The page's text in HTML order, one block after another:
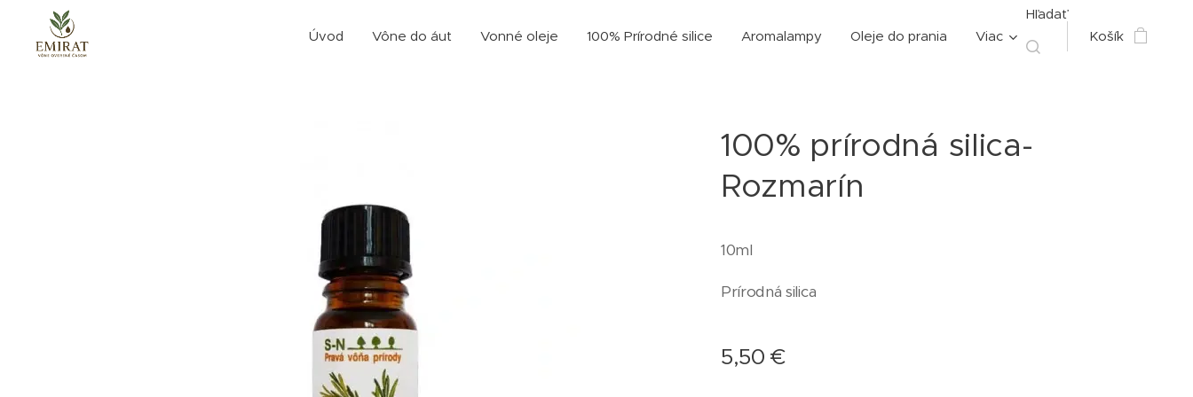
Úvod Vône do áut Vonné oleje 100% Prírodné silice Aromalampy Oleje do prania Viac
Hľadať
Košík
100% prírodná silica-
Rozmarín
10ml
Prírodná silica
5,50 €